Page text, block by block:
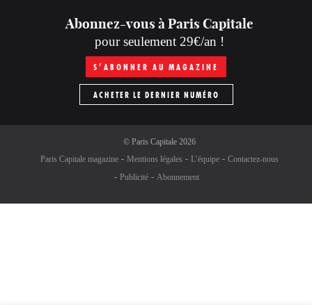
Abonnez-vous à Paris Capitale
pour seulement 29€/an !
S’ABONNER AU MAGAZINE
ACHETER LE DERNIER NUMÉRO
© Paris Capitale2026
Paris Capitale magazine
Mentions légales L’équipe
Contactez-nous
Publicité
Abonnement